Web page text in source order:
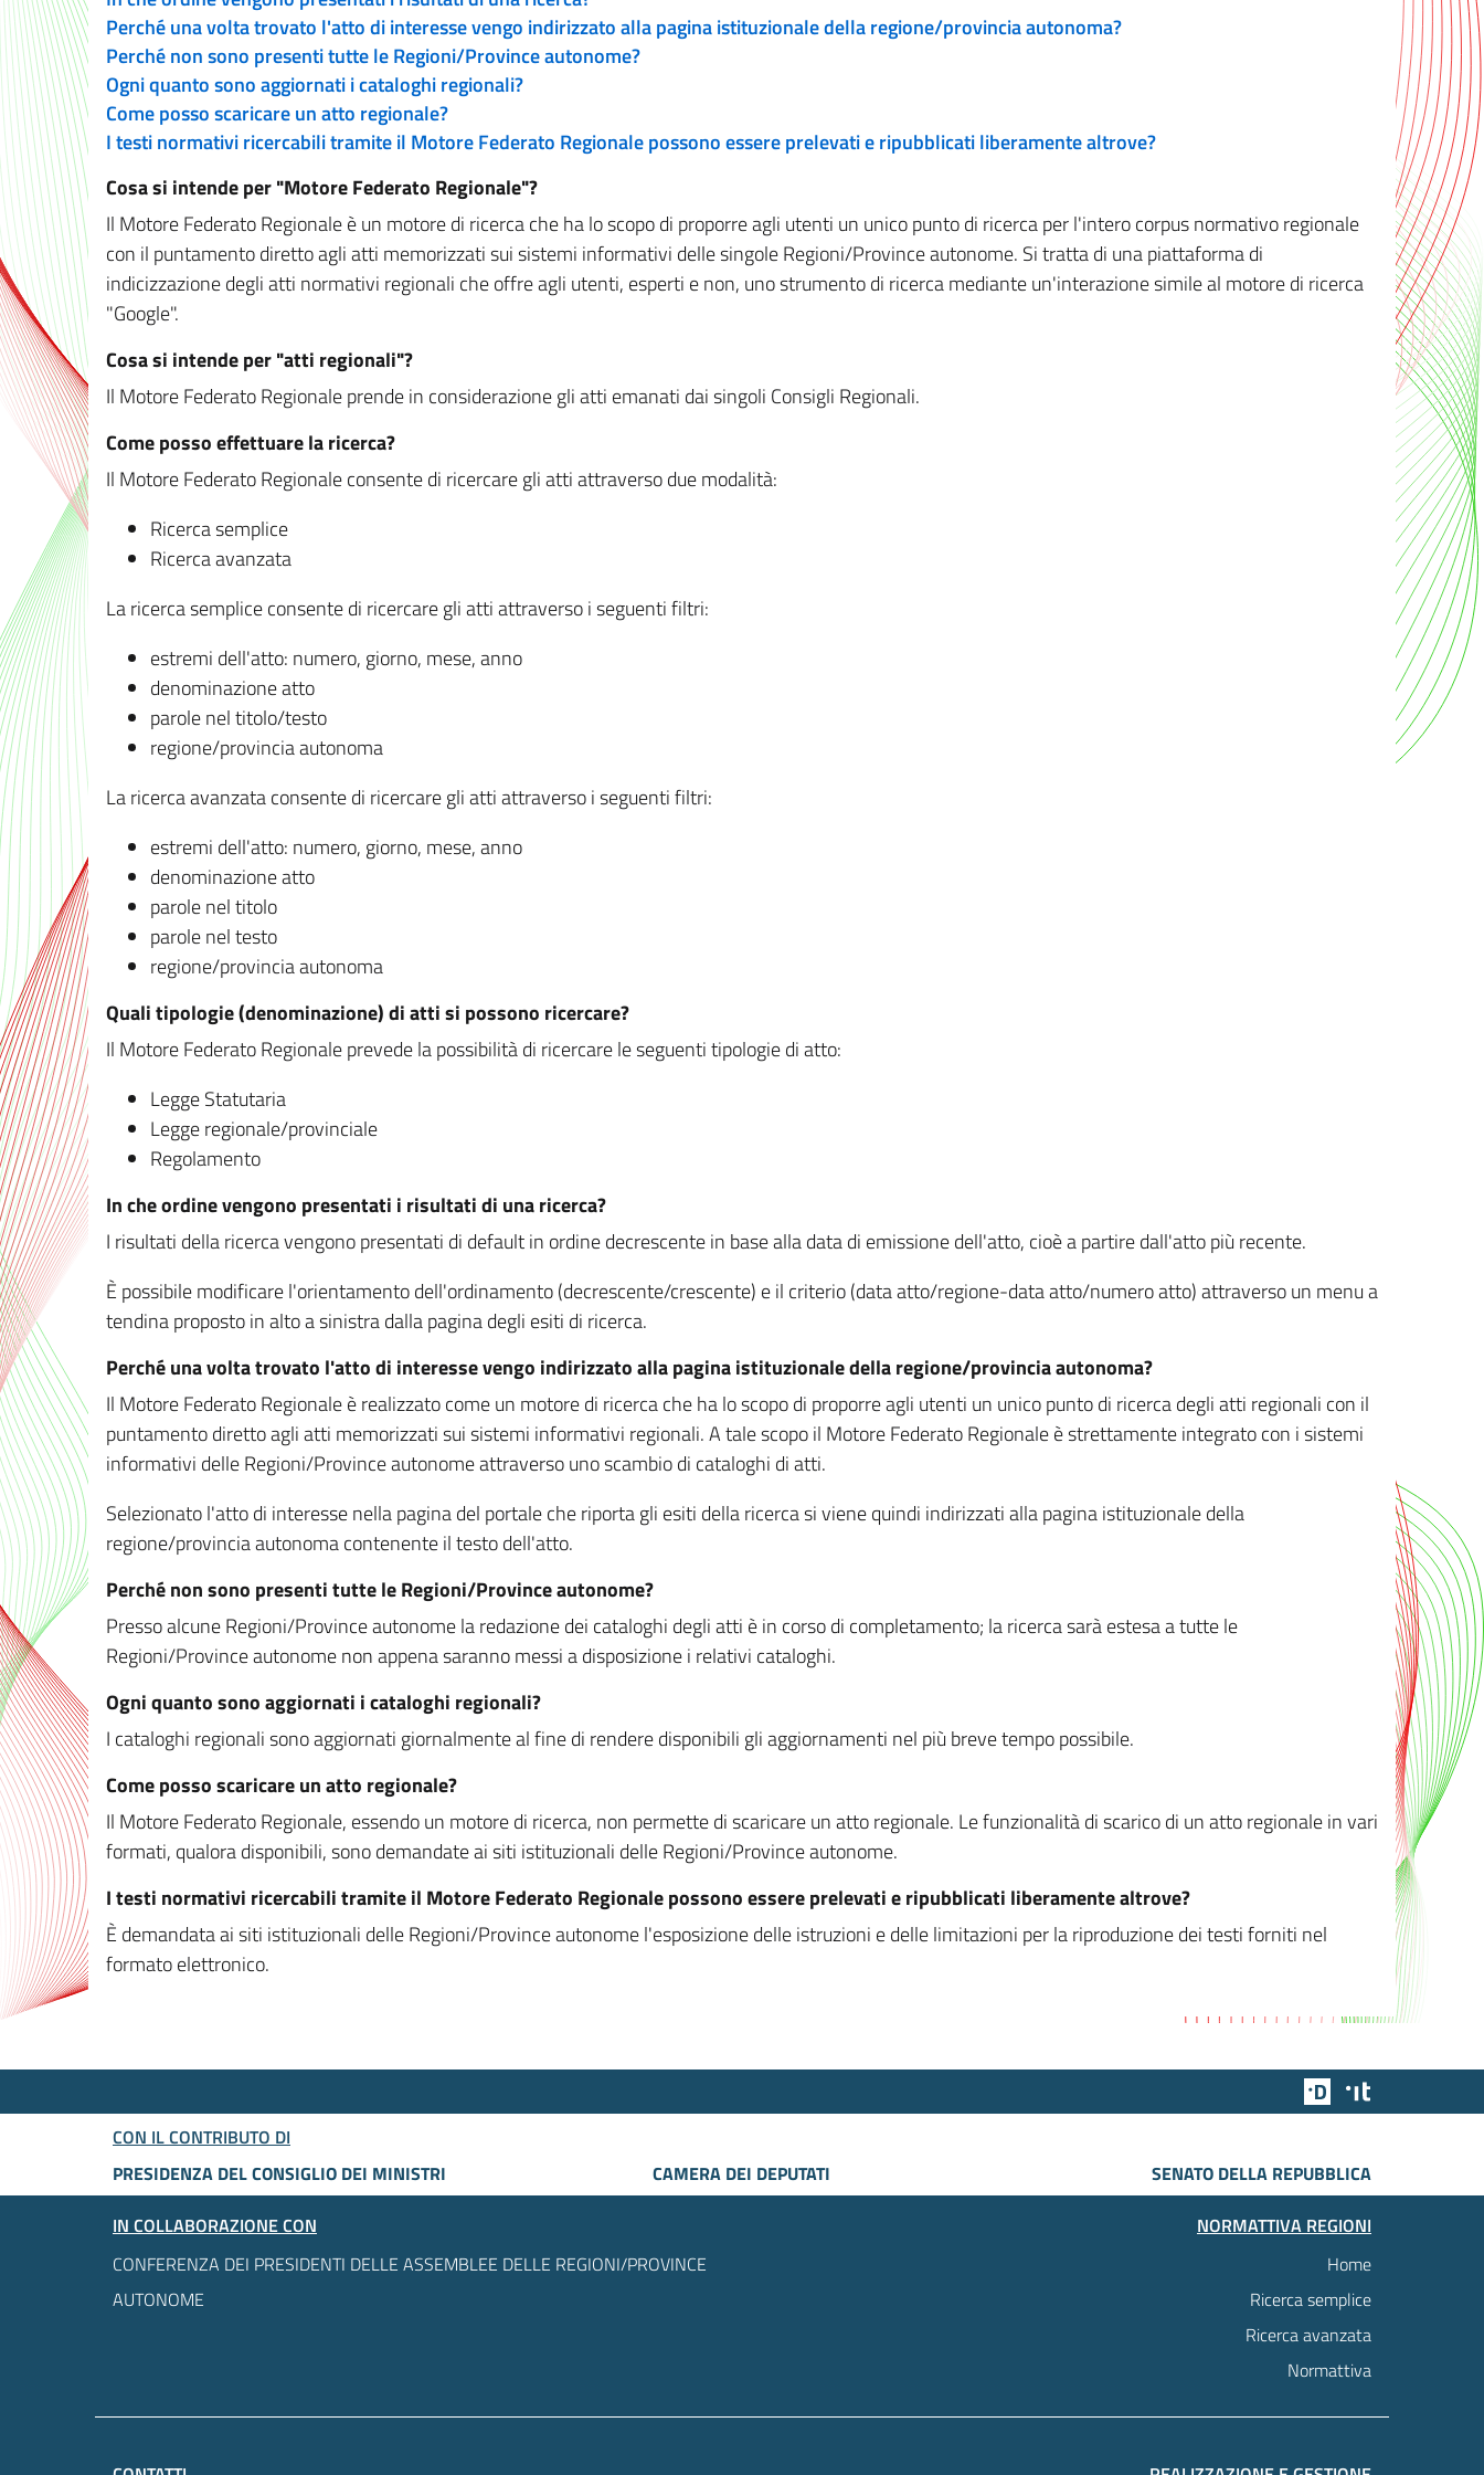
Perché una volta trovato l'atto di interesse vengo indirizzato alla pagina istituzionale della regione/provincia autonoma?
Perché non sono presenti tutte le Regioni/Province autonome?
Ogni quanto sono aggiornati i cataloghi regionali?
Come posso scaricare un atto regionale?
I testi normativi ricercabili tramite il Motore Federato Regionale possono essere prelevati e ripubblicati liberamente altrove?
Cosa si intende per "Motore Federato Regionale"?
Il Motore Federato Regionale è un motore di ricerca che ha lo scopo di proporre agli utenti un unico punto di ricerca per l'intero corpus normativo regionale
con il puntamento diretto agli atti memorizzati sui sistemi informativi delle singole Regioni/Province autonome. Si tratta di una piattaforma di
indicizzazione degli atti normativi regionali che offre agli utenti, esperti e non, uno strumento di ricerca mediante un'interazione simile al motore di ricerca
"Google".
Cosa si intende per "atti regionali"?
Il Motore Federato Regionale prende in considerazione gli atti emanati dai singoli Consigli Regionali.
Come posso effettuare la ricerca?
Il Motore Federato Regionale consente di ricercare gli atti attraverso due modalità:
Ricerca semplice
Ricerca avanzata
La ricerca semplice consente di ricercare gli atti attraverso i seguenti filtri:
estremi dell'atto: numero, giorno, mese, anno
denominazione atto
parole nel titolo/testo
regione/provincia autonoma
La ricerca avanzata consente di ricercare gli atti attraverso i seguenti filtri:
estremi dell'atto: numero, giorno, mese, anno
denominazione atto
parole nel titolo
parole nel testo
regione/provincia autonoma
Quali tipologie (denominazione) di atti si possono ricercare?
Il Motore Federato Regionale prevede la possibilità di ricercare le seguenti tipologie di atto:
Legge Statutaria
Legge regionale/provinciale
Regolamento
In che ordine vengono presentati i risultati di una ricerca?
I risultati della ricerca vengono presentati di default in ordine decrescente in base alla data di emissione dell'atto, cioè a partire dall'atto più recente.
È possibile modificare l'orientamento dell'ordinamento (decrescente/crescente) e il criterio (data atto/regione-data atto/numero atto) attraverso un menu a
tendina proposto in alto a sinistra dalla pagina degli esiti di ricerca.
Perché una volta trovato l'atto di interesse vengo indirizzato alla pagina istituzionale della regione/provincia autonoma?
Il Motore Federato Regionale è realizzato come un motore di ricerca che ha lo scopo di proporre agli utenti un unico punto di ricerca degli atti regionali con il
puntamento diretto agli atti memorizzati sui sistemi informativi regionali. A tale scopo il Motore Federato Regionale è strettamente integrato con i sistemi
informativi delle Regioni/Province autonome attraverso uno scambio di cataloghi di atti.
Selezionato l'atto di interesse nella pagina del portale che riporta gli esiti della ricerca si viene quindi indirizzati alla pagina istituzionale della
regione/provincia autonoma contenente il testo dell'atto.
Perché non sono presenti tutte le Regioni/Province autonome?
Presso alcune Regioni/Province autonome la redazione dei cataloghi degli atti è in corso di completamento; la ricerca sarà estesa a tutte le
Regioni/Province autonome non appena saranno messi a disposizione i relativi cataloghi.
Ogni quanto sono aggiornati i cataloghi regionali?
I cataloghi regionali sono aggiornati giornalmente al fine di rendere disponibili gli aggiornamenti nel più breve tempo possibile.
Come posso scaricare un atto regionale?
Il Motore Federato Regionale, essendo un motore di ricerca, non permette di scaricare un atto regionale. Le funzionalità di scarico di un atto regionale in vari
formati, qualora disponibili, sono demandate ai siti istituzionali delle Regioni/Province autonome.
I testi normativi ricercabili tramite il Motore Federato Regionale possono essere prelevati e ripubblicati liberamente altrove?
È demandata ai siti istituzionali delle Regioni/Province autonome l'esposizione delle istruzioni e delle limitazioni per la riproduzione dei testi forniti nel
formato elettronico.
Team Digitale
CON IL CONTRIBUTO DI
PRESIDENZA DEL CONSIGLIO DEI MINISTRI
CAMERA DEI DEPUTATI
SENATO DELLA REPUBBLICA
IN COLLABORAZIONE CON
CONFERENZA DEI PRESIDENTI DELLE ASSEMBLEE DELLE REGIONI/PROVINCE
AUTONOME
NORMATTIVA REGIONI
Home
Ricerca semplice
Ricerca avanzata
Normattiva